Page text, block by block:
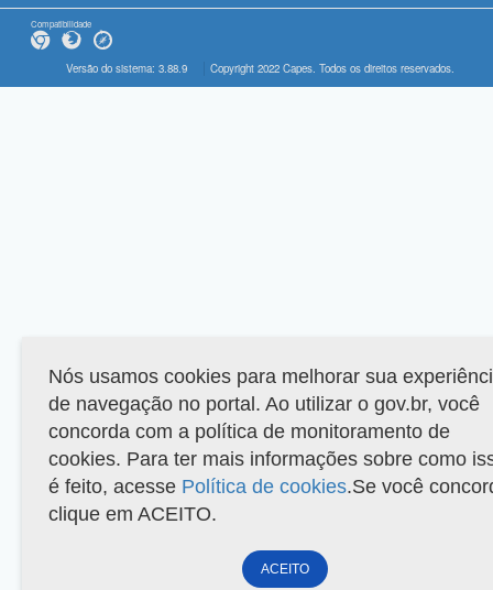
Compatibilidade
Versão do sistema: 3.88.9 Copyright 2022 Capes. Todos os direitos reservados.
Nós usamos cookies para melhorar sua
de navegação no portal. Ao utilizar o gov.br, você
concorda com a política de monitoramento de
cookies. Para ter mais informações sobre como
é feito, acesse Política de cookies.Se você
clique em ACEITO.
ACEITO